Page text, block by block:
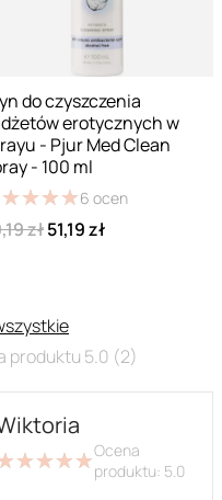
do czyszczenia
erotycznych w
- Pjur Med Clean
- 100 ml
★★★★
★★★★6 ocen
zł51,19 zł
produktu 5.0 (2)
★★★★
★★★★Ocena
produktu: 5.0